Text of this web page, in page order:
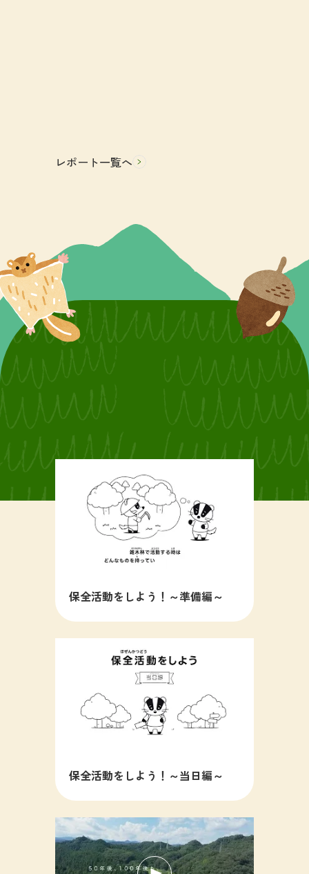
レポート一覧へ
保全活動をしよう！～準備編～
保全活動をしよう！～当日編～